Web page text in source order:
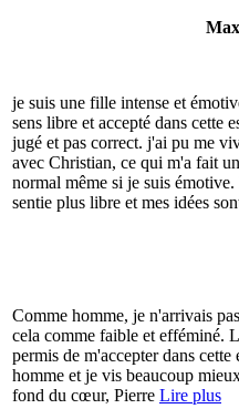
je suis une fille intense et
sens libre et accepté dans cette
jugé et pas correct. j'ai pu me
avec Christian, ce qui m'a fait
normal même si je suis
sentie plus libre et mes idées
Comme homme, je n'arrivais
cela comme faible et efféminé.
permis de m'accepter dans
homme et je vis beaucoup
fond du cœur, Pierre Lire plus